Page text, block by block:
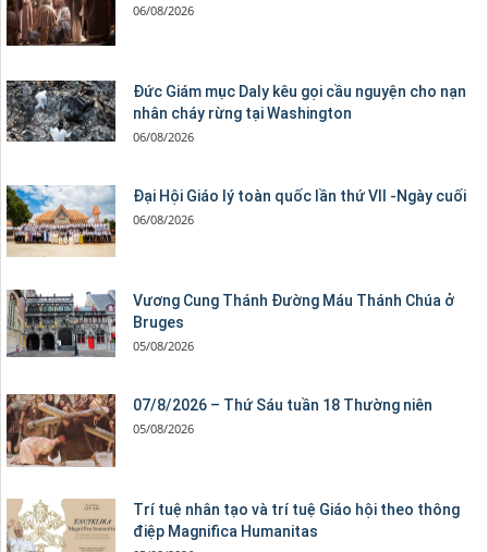
06/08/2026
Đức Giám mục Daly kêu gọi cầu nguyện cho nạn
nhân cháy rừng tại Washington
06/08/2026
Đại Hội Giáo lý toàn quốc lần thứ VII -Ngày cuối
06/08/2026
Vương Cung Thánh Ðường Máu Thánh Chúa ở
Bruges
05/08/2026
07/8/2026 – Thứ Sáu tuần 18 Thường niên
05/08/2026
Trí tuệ nhân tạo và trí tuệ Giáo hội theo thông
điệp Magnifica Humanitas